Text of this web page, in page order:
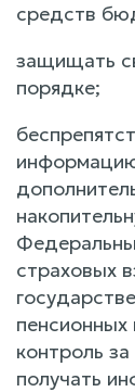
средств
защищать
порядке;
страховых
пенсионных
контроль
получать